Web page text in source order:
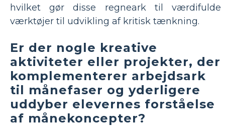
hvilket gør disse regneark til værdifulde
værktøjer til udvikling af kritisk tænkning.
Er der nogle kreative
aktiviteter eller projekter, der
komplementerer arbejdsark
til månefaser og yderligere
uddyber elevernes forståelse
af månekoncepter?